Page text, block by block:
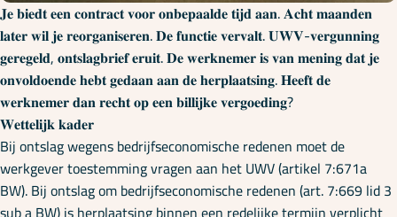
Podcasts
Over ons
𝐉𝐞 𝐛𝐢𝐞𝐝𝐭 𝐞𝐞𝐧 𝐜𝐨𝐧𝐭𝐫𝐚𝐜𝐭 𝐯𝐨𝐨𝐫 𝐨𝐧𝐛𝐞𝐩𝐚𝐚𝐥𝐝𝐞 𝐭𝐢𝐣𝐝 𝐚𝐚𝐧. 𝐀𝐜𝐡𝐭 𝐦𝐚𝐚𝐧𝐝𝐞𝐧
𝐥𝐚𝐭𝐞𝐫 𝐰𝐢𝐥 𝐣𝐞 𝐫𝐞𝐨𝐫𝐠𝐚𝐧𝐢𝐬𝐞𝐫𝐞𝐧. 𝐃𝐞 𝐟𝐮𝐧𝐜𝐭𝐢𝐞 𝐯𝐞𝐫𝐯𝐚𝐥𝐭. 𝐔𝐖𝐕-𝐯𝐞𝐫𝐠𝐮𝐧𝐧𝐢𝐧𝐠
𝐠𝐞𝐫𝐞𝐠𝐞𝐥𝐝, 𝐨𝐧𝐭𝐬𝐥𝐚𝐠𝐛𝐫𝐢𝐞𝐟 𝐞𝐫𝐮𝐢𝐭. 𝐃𝐞 𝐰𝐞𝐫𝐤𝐧𝐞𝐦𝐞𝐫 𝐢𝐬 𝐯𝐚𝐧 𝐦𝐞𝐧𝐢𝐧𝐠 𝐝𝐚𝐭 𝐣𝐞
𝐨𝐧𝐯𝐨𝐥𝐝𝐨𝐞𝐧𝐝𝐞 𝐡𝐞𝐛𝐭 𝐠𝐞𝐝𝐚𝐚𝐧 𝐚𝐚𝐧 𝐝𝐞 𝐡𝐞𝐫𝐩𝐥𝐚𝐚𝐭𝐬𝐢𝐧𝐠. 𝐇𝐞𝐞𝐟𝐭 𝐝𝐞
𝐰𝐞𝐫𝐤𝐧𝐞𝐦𝐞𝐫 𝐝𝐚𝐧 𝐫𝐞𝐜𝐡𝐭 𝐨𝐩 𝐞𝐞𝐧 𝐛𝐢𝐥𝐥𝐢𝐣𝐤𝐞 𝐯𝐞𝐫𝐠𝐨𝐞𝐝𝐢𝐧𝐠?
𝐖𝐞𝐭𝐭𝐞𝐥𝐢𝐣𝐤 𝐤𝐚𝐝𝐞𝐫
Bij ontslag wegens bedrijfseconomische redenen moet de
werkgever toestemming vragen aan het UWV (artikel 7:671a
BW). Bij ontslag om bedrijfseconomische redenen (art. 7:669 lid 3